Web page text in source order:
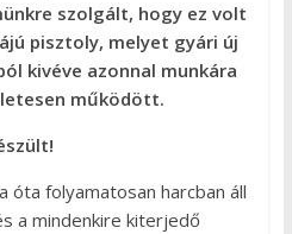
szolgált, hogy ez volt
pisztoly, melyet gyári új
kivéve azonnal munkára
működött.
óta folyamatosan harcban áll
a mindenkire kiterjedő